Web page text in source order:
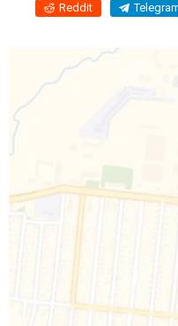
Reddit